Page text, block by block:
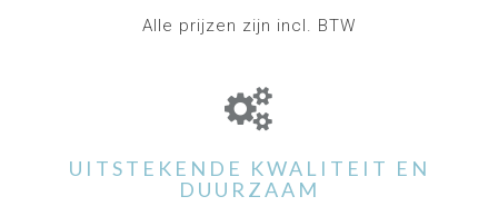
Alle prijzen zijn incl. BTW
UITSTEKENDE KWALITEIT EN
DUURZAAM